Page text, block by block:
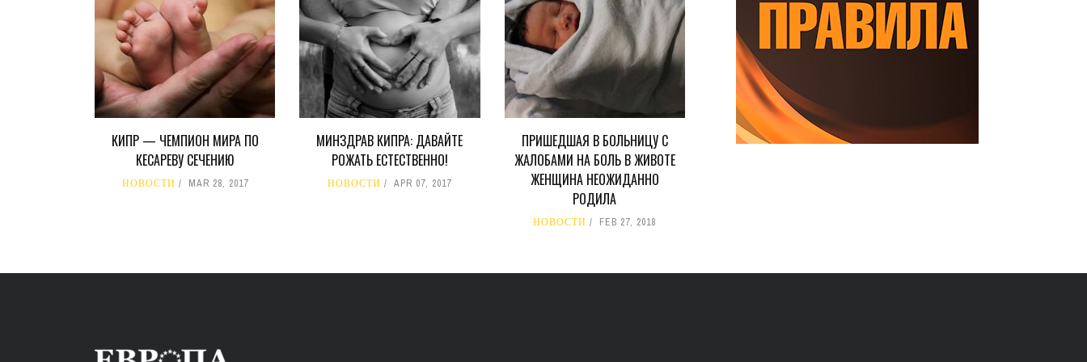
КИПР — ЧЕМПИОН МИРА ПО
КЕСАРЕВУ СЕЧЕНИЮ
НОВОСТИ MAR 28, 2017
МИНЗДРАВ КИПРА: ДАВАЙТЕ
РОЖАТЬ ЕСТЕСТВЕННО!
НОВОСТИ APR 07, 2017
ПРИШЕДШАЯ В БОЛЬНИЦУ С
ЖАЛОБАМИ НА БОЛЬ В ЖИВОТЕ
ЖЕНЩИНА НЕОЖИДАННО
РОДИЛА
НОВОСТИ FEB 27, 2018